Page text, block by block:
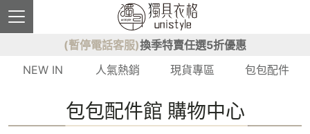
(暫停電話客服)換季特賣任選5折優惠
NEW IN
人氣熱銷 現貨專區 包包配件
包包配件館 購物中心